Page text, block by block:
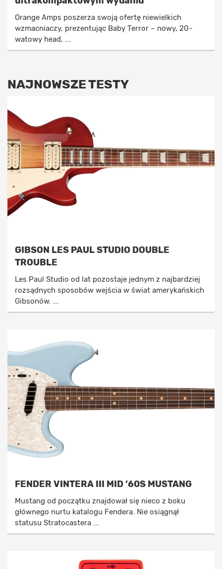
Orange Amps poszerza swoją ofertę niewielkich
wzmacniaczy, prezentując Baby Terror – nowy, 20-
watowy head, ...
NAJNOWSZE TESTY
GIBSON LES PAUL STUDIO DOUBLE
TROUBLE
Les Paul Studio od lat pozostaje jednym z najbardziej
rozsądnych sposobów wejścia w świat amerykańskich
Gibsonów. ...
FENDER VINTERA III MID ’60S MUSTANG
Mustang od początku znajdował się nieco z boku
głównego nurtu katalogu Fendera. Nie osiągnął
statusu Stratocastera ...